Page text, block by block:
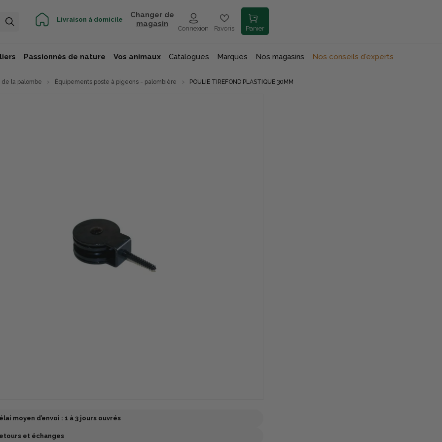
Livraison à domicile
Changer de
magasin
Connexion Favoris Panier
Passionnés de nature Vos animaux Catalogues Marques Nos magasins Nos conseils d'experts
la palombe Équipements poste à pigeons - palombière POULIE TIREFOND PLASTIQUE 30MM
moyen d’envoi : 1 à 3 jours ouvrés
et échanges